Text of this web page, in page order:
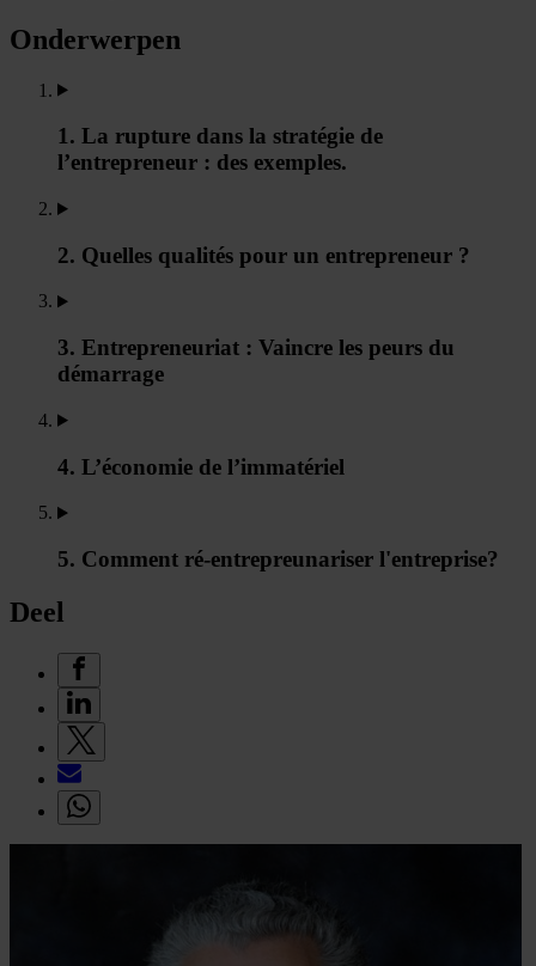
Onderwerpen
1. La rupture dans la stratégie de
l’entrepreneur : des exemples.
2. Quelles qualités pour un entrepreneur ?
3. Entrepreneuriat : Vaincre les peurs du
démarrage
4. L’économie de l’immatériel
5. Comment ré-entrepreunariser l'entreprise?
Deel